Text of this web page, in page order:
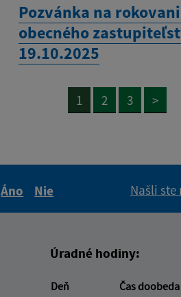
Pozvánka na
obecného
19.10.2025
1 2 3 >
Áno
Nie
Našli ste
Úradné hodiny:
Deň Čas doobeda